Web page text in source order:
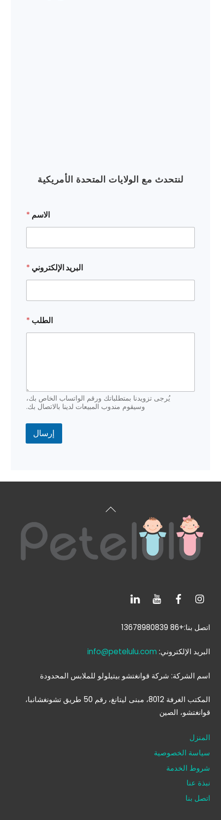
لنتحدث مع الولايات المتحدة الأمريكية
الاسم *
البريد الإلكتروني *
الطلب *
يُرجى تزويدنا بمتطلباتك ورقم الواتساب الخاص بك،
وسيقوم مندوب المبيعات لدينا بالاتصال بك.
إرسال
العودة
الأعلى
اتصل بنا:+86 13678980839
البريد الإلكتروني: info@petelulu.com
اسم الشركة: شركة قوانغتشو بيتيلولو للملابس المحدودة
المكتب الغرفة 8012، مبنى ليتانغ، رقم 50 طريق تشونغشانبا،
قوانغتشو، الصين
المنزل
سياسة الخصوصية
شروط الخدمة
نبذة عنا
اتصل بنا